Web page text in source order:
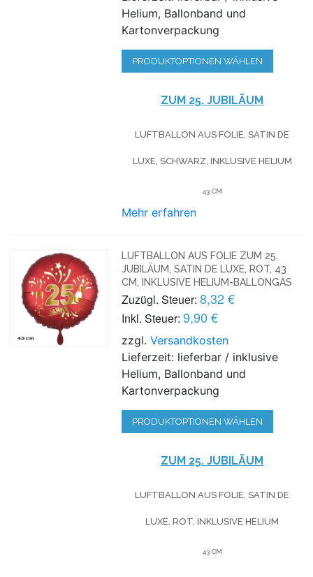
Helium, Ballonband und
Kartonverpackung
PRODUKTOPTIONEN WÄHLEN
ZUM 25. JUBILÄUM
LUFTBALLON AUS FOLIE, SATIN DE
LUXE, SCHWARZ, INKLUSIVE HELIUM
43 CM
Mehr erfahren
LUFTBALLON AUS FOLIE ZUM 25.
JUBILÄUM, SATIN DE LUXE, ROT, 43
CM, INKLUSIVE HELIUM-BALLONGAS
Zuzügl. Steuer: 8,32 €
Inkl. Steuer: 9,90 €
zzgl.Versandkosten
Lieferzeit: lieferbar / inklusive
Helium, Ballonband und
Kartonverpackung
PRODUKTOPTIONEN WÄHLEN
ZUM 25. JUBILÄUM
LUFTBALLON AUS FOLIE, SATIN DE
LUXE, ROT, INKLUSIVE HELIUM
43 CM